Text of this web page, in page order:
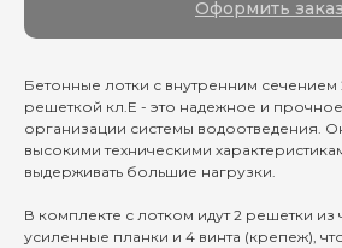
Оформить заказ
Бетонные лотки с внутренним
решеткой кл.E - это надежное и
организации системы водоотведения.
высокими техническими
выдерживать большие нагрузки.
В комплекте с лотком идут 2 решетки из
усиленные планки и 4 винта (крепеж),